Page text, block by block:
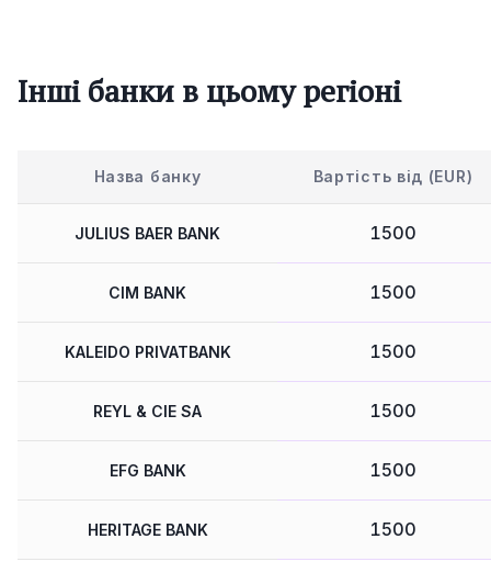
Інші банки в цьому регіоні
Назва банку Вартість від (EUR)
JULIUS BAER BANK 1500
CIM BANK 1500
KALEIDO PRIVATBANK 1500
REYL & CIE SA 1500
EFG BANK 1500
HERITAGE BANK 1500